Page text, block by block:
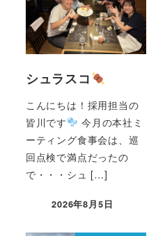
シュラスコ
こんにちは！採用担当の
皆川です
今月の本社ミ
ーティング食事会は、巡
回点検で満点だったの
で・・・シュ […]
2026年8月5日